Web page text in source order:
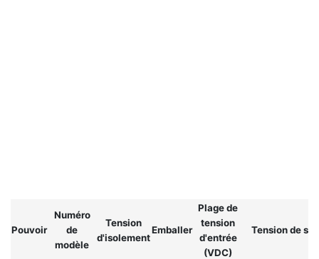
Pouvoir
Numéro
de
modèle
Tension
d'isolement
Emballer
Plage de
tension
d'entrée
(VDC)
Tension de